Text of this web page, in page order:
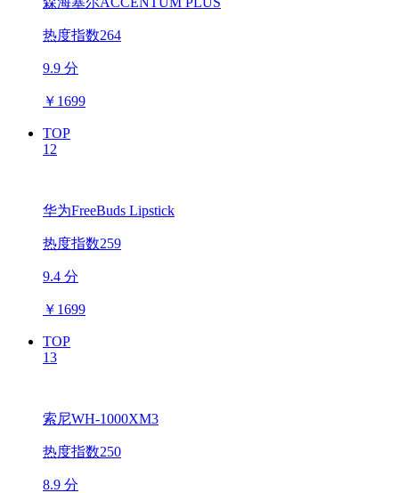
热度指数264
9.9 分
￥ 1699
TOP
12
华为FreeBuds Lipstick
热度指数259
9.4 分
￥ 1699
TOP
13
索尼WH-1000XM3
热度指数250
8.9 分